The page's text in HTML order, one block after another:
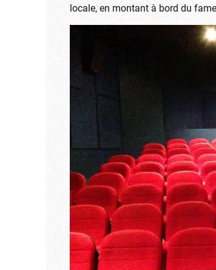
locale, en montant à bord du